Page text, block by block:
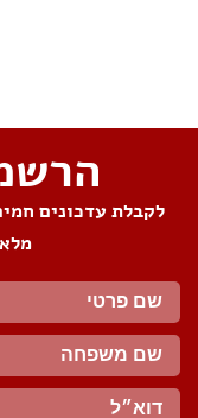
לקבלת עדכונים